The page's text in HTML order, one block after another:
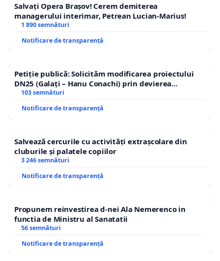
Salvați Opera Brașov! Cerem demiterea
managerului interimar, Petrean Lucian-Marius!
1 890 semnături
Notificare de transparență
Petiție publică: Solicităm modificarea proiectului
DN25 (Galați – Hanu Conachi) prin devierea
traseului în afara localităților!
103 semnături
Notificare de transparență
Salvează cercurile cu activități extrașcolare din
cluburile și palatele copiilor
3 246 semnături
Notificare de transparență
Propunem reinvestirea d-nei Ala Nemerenco in
functia de Ministru al Sanatatii
56 semnături
Notificare de transparență